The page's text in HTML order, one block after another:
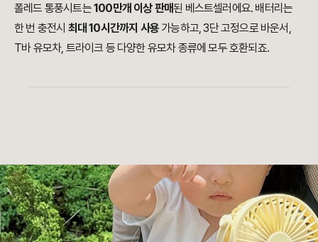
폴레드 통풍시트는100만개 이상 판매된 베스트셀러에요. 배터리는
한 번 충전시 최대 10시간까지 사용 가능하고, 3단 고정으로 바운서,
T바 유모차, 트라이크 등 다양한 유모차 종류에 모두 호환되죠.